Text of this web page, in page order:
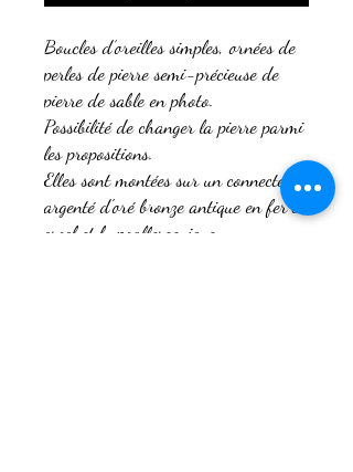
Boucles d’oreilles simples, ornées de
perles de pierre semi-précieuse de
pierre de sable en photo.
Possibilité de changer la pierre parmi
les propositions.
Elles sont montées sur un connecteur
argenté d'oré bronze antique en fer et
crochet hypoallergenique.